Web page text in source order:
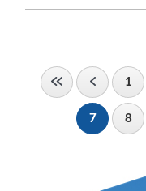
1
7 8